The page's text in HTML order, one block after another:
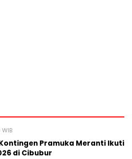
Pramuka Meranti Ikuti
di Cibubur